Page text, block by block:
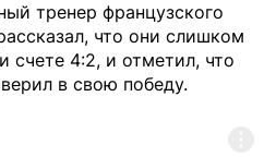
тренер французского
что они слишком
счете 4:2, и отметил, что
в свою победу.